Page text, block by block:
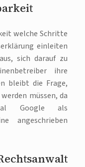
welche Schritte
einleiten
sich darauf zu
ihre
bleibt die Frage,
müssen, da
Google als
angeschrieben